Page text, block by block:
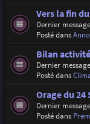
Vers la fin
Dernier
Posté dans
Bilan
Dernier
Posté dans
Orage du 24
Dernier
Posté dans